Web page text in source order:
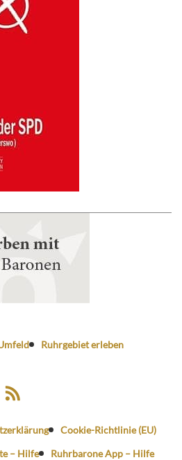
Ruhrgebiet erleben
Cookie-Richtlinie (EU)
– Hilfe
Ruhrbarone App – Hilfe